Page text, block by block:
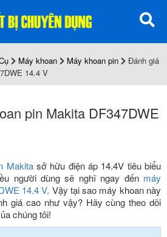
Máy khoan Máy khoan pin
Đánh giá
14.4 V
pin Makita DF347DWE
Makitasở hữu điện áp 14.4V tiêu biểu
người dùng sẽ nghĩ ngay đến máy
14.4 V. Vậy tại sao máy khoan này
giá cao như vậy? Hãy cùng theo dõi
chúng tôi!